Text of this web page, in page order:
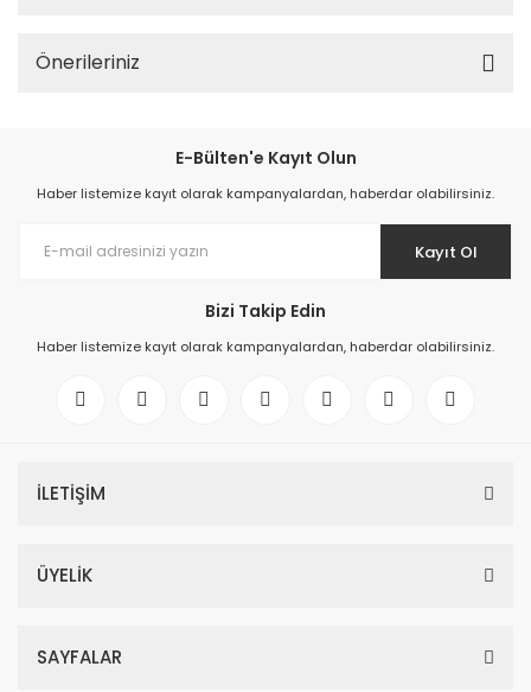
Önerileriniz
E-Bülten'e Kayıt Olun
Haber listemize kayıt olarak kampanyalardan, haberdar olabilirsiniz.
Kayıt Ol
Bizi Takip Edin
Haber listemize kayıt olarak kampanyalardan, haberdar olabilirsiniz.
İLETİŞİM
ÜYELİK
SAYFALAR